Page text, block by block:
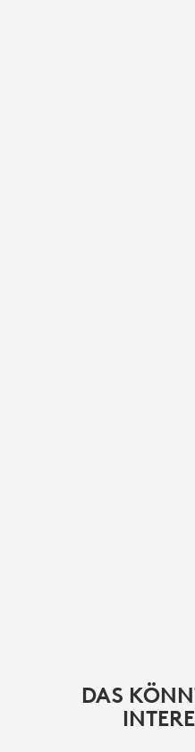
DAS